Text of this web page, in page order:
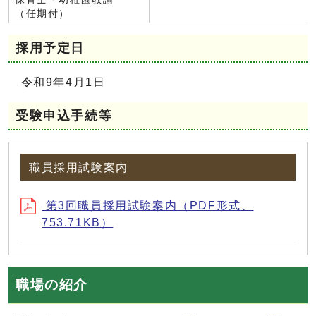
（任期付）
採用予定日
令和9年4月1日
受験申込手続等
職員採用試験案内
第3回職員採用試験案内（PDF形式、
753.71KB）
職場の紹介